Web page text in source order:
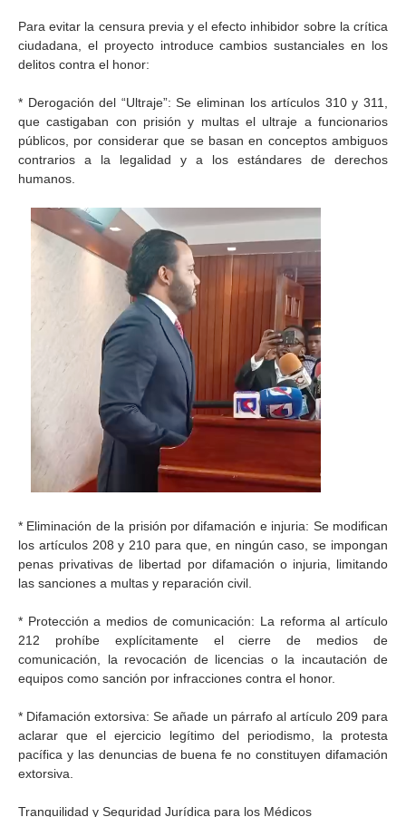
Para evitar la censura previa y el efecto inhibidor sobre la crítica
ciudadana, el proyecto introduce cambios sustanciales en los
delitos contra el honor:
* Derogación del “Ultraje”: Se eliminan los artículos 310 y 311,
que castigaban con prisión y multas el ultraje a funcionarios
públicos, por considerar que se basan en conceptos ambiguos
contrarios a la legalidad y a los estándares de derechos
humanos.
* Eliminación de la prisión por difamación e injuria: Se modifican
los artículos 208 y 210 para que, en ningún caso, se impongan
penas privativas de libertad por difamación o injuria, limitando
las sanciones a multas y reparación civil.
* Protección a medios de comunicación: La reforma al artículo
212 prohíbe explícitamente el cierre de medios de
comunicación, la revocación de licencias o la incautación de
equipos como sanción por infracciones contra el honor.
* Difamación extorsiva: Se añade un párrafo al artículo 209 para
aclarar que el ejercicio legítimo del periodismo, la protesta
pacífica y las denuncias de buena fe no constituyen difamación
extorsiva.
Tranquilidad y Seguridad Jurídica para los Médicos